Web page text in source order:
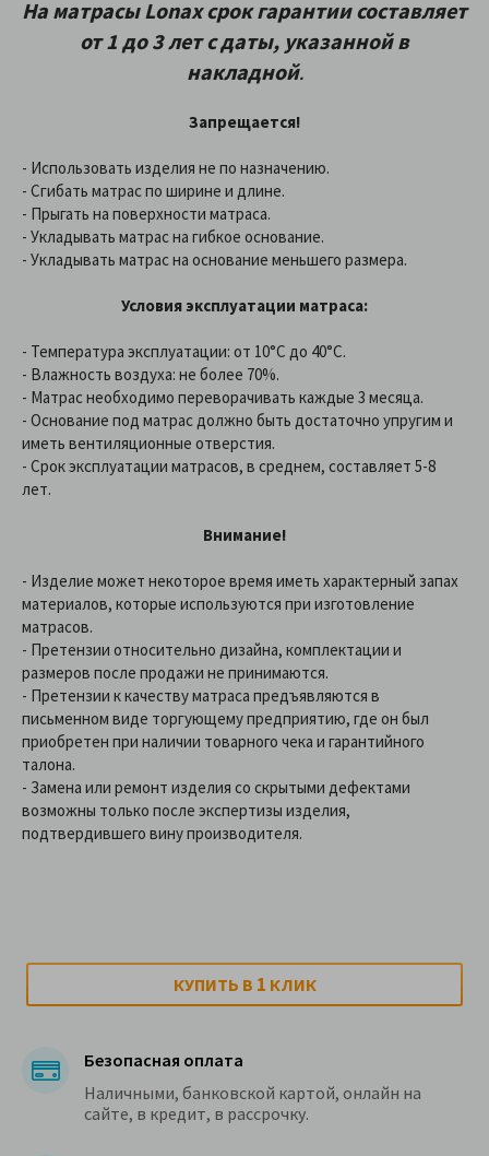
На матрасыLonaxсрок гарантии составляет
от 1 до 3 летс даты, указанной в
накладной.
Запрещается!
- Использовать изделия не по назначению.
- Сгибать матрас по ширине и длине.
- Прыгать на поверхности матраса.
- Укладывать матрас на гибкое основание.
- Укладывать матрас на основание меньшего размера.
Условия эксплуатации матраса:
- Температура эксплуатации: от 10°С до 40°С.
- Влажность воздуха: не более 70%.
- Матрас необходимо переворачивать каждые 3 месяца.
- Основание под матрас должно быть достаточно упругим и
иметь вентиляционные отверстия.
- Срок эксплуатации матрасов, в среднем, составляет 5-8
лет.
Внимание!
- Изделие может некоторое время иметь характерный запах
материалов, которые используются при изготовление
матрасов.
- Претензии относительно дизайна, комплектации и
размеров после продажи не принимаются.
- Претензии к качеству матраса предъявляются в
письменном виде торгующему предприятию, где он был
приобретен при наличии товарного чека и гарантийного
талона.
- Замена или ремонт изделия со скрытыми дефектами
возможны только после экспертизы изделия,
подтвердившего вину производителя.
КУПИТЬ В 1 КЛИК
Безопасная оплата
Наличными, банковской картой, онлайн на
сайте, в кредит, в рассрочку.